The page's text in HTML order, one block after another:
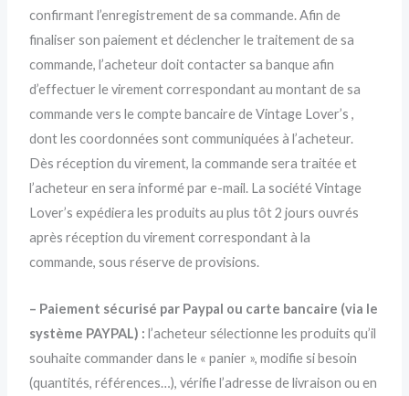
confirmant l’enregistrement de sa commande. Afin de
finaliser son paiement et déclencher le traitement de sa
commande, l’acheteur doit contacter sa banque afin
d’effectuer le virement correspondant au montant de sa
commande vers le compte bancaire de Vintage Lover’s ,
dont les coordonnées sont communiquées à l’acheteur.
Dès réception du virement, la commande sera traitée et
l’acheteur en sera informé par e-mail. La société Vintage
Lover’s expédiera les produits au plus tôt 2 jours ouvrés
après réception du virement correspondant à la
commande, sous réserve de provisions.
– Paiement sécurisé par Paypal ou carte bancaire (via le
système PAYPAL) : l’acheteur sélectionne les produits qu’il
souhaite commander dans le « panier », modifie si besoin
(quantités, références…), vérifie l’adresse de livraison ou en